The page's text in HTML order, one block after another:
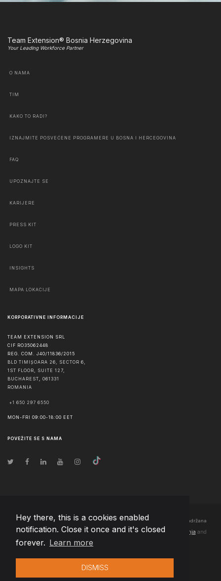
Hey there, this is a cookies enabled
notification. Close it once and it's closed
forever. Learn more
DISMISS
Team Extension® Bosnia Herzegovina
Your Leading Workforce Partner
O NAMA
TIM
KAKO TO RADI?
IZNAJMITE POSVEĆENE PROGRAMERE U BOSNA I HERCEGOVINA
FAQ
UPOZNAJTE SE
KARIJERE
PRESS KIT
LOGO KIT
INSIGHTS
MAPA LOKACIJE
KORPORATIVNE INFORMACIJE
TEAM EXTENSION SRL
CIF RO35062448
REG. COM. J40/11836/2015
BLD TIMIȘOARA 26, SECTOR 6,
1ST FLOOR, SUITE 127,
BUCHAREST
061331
ROMANIA
+1 650 297 6550
MON-FRI 09:00-18:00 EET
POVEŽITE SE S NAMA
© Autorska prava 2026 Team Extension Bosnia Herzegovina - Sva prava zadržana
Changelog● Korišćenjem ove stranice slažete se sa našimPravila korištenja and
Politika privatnosti